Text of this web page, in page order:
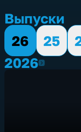
Выпуски
26
25
20262026